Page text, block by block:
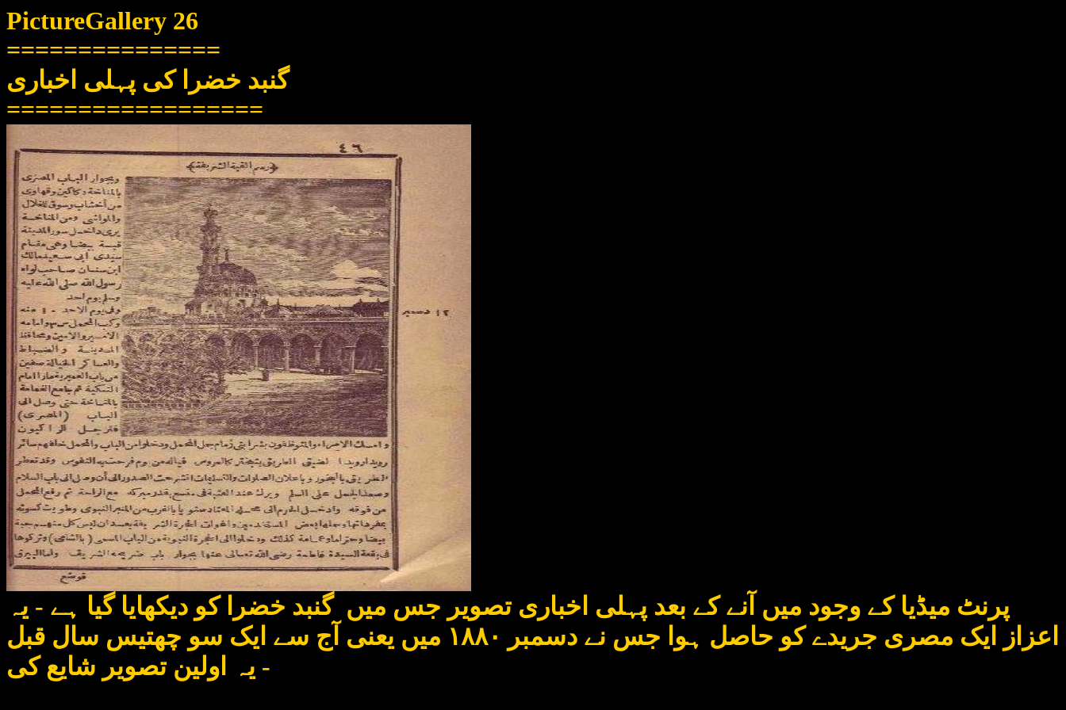
PictureGallery 26
===============
گنبد خضرا کی پہلی اخباری
==================
پرنٹ میڈیا کے وجود میں آنے کے بعد پہلی اخباری تصویر جس میں گنبد خضرا کو دیکھایا گیا ہے - یہ
اعزاز ایک مصری جریدے کو حاصل ہوا جس نے دسمبر ١٨٨٠ میں یعنی آج سے ایک سو چھتیس سال قبل
یہ اولین تصویر شایع کی -